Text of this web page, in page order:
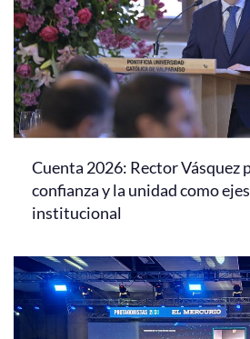
Cuenta 2026: Rector Vásquez
confianza y la unidad como
institucional